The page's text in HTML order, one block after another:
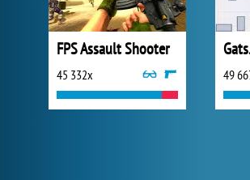
FPS Assault Shooter
45 332x 49